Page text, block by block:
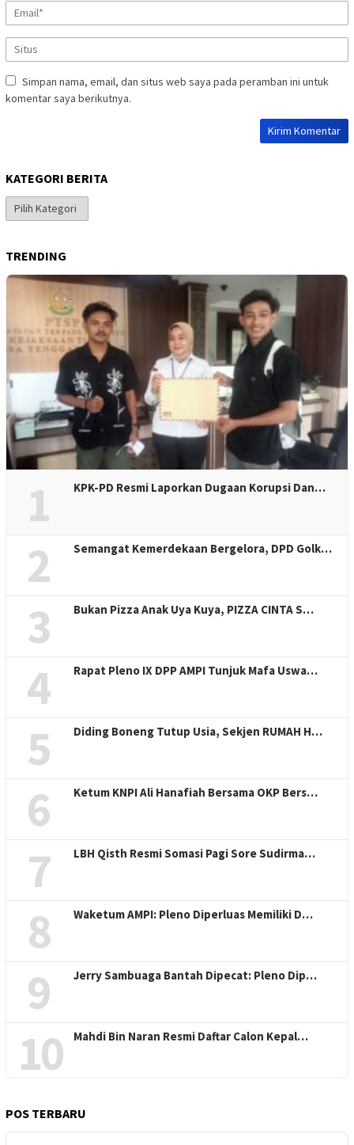
Simpan nama, email, dan situs web saya pada peramban ini untuk
komentar saya berikutnya.
KATEGORI BERITA
Kategori
Berita
TRENDING
1 KPK-PD Resmi Laporkan Dugaan Korupsi Dan…
2 Semangat Kemerdekaan Bergelora, DPD Golk…
3 Bukan Pizza Anak Uya Kuya, PIZZA CINTA S…
4 Rapat Pleno IX DPP AMPI Tunjuk Mafa Uswa…
5 Diding Boneng Tutup Usia, Sekjen RUMAH H…
6 Ketum KNPI Ali Hanafiah Bersama OKP Bers…
7 LBH Qisth Resmi Somasi Pagi Sore Sudirma…
8 Waketum AMPI: Pleno Diperluas Memiliki D…
9 Jerry Sambuaga Bantah Dipecat: Pleno Dip…
10 Mahdi Bin Naran Resmi Daftar Calon Kepal…
POS TERBARU